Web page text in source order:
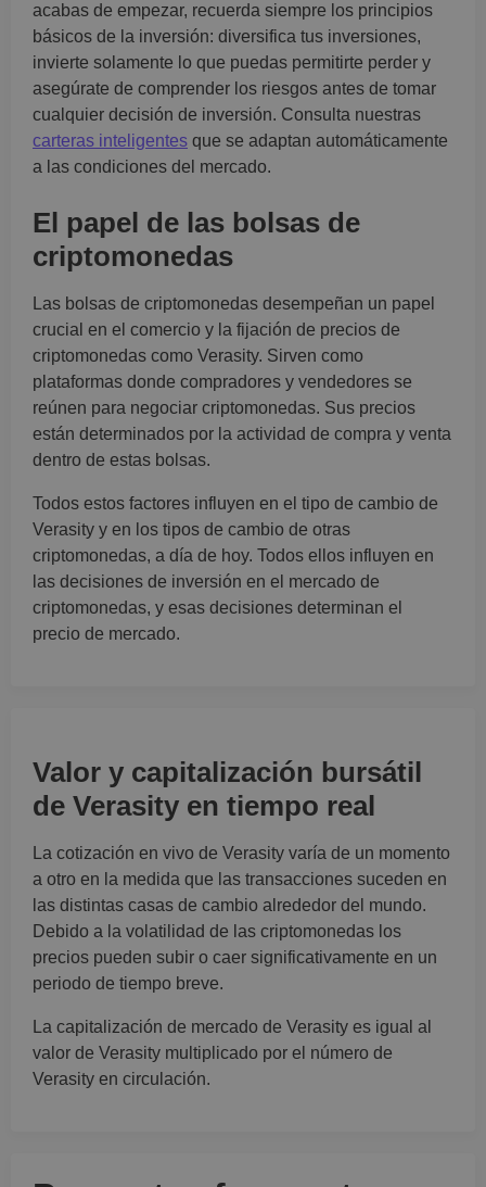
acabas de empezar, recuerda siempre los principios
básicos de la inversión: diversifica tus inversiones,
invierte solamente lo que puedas permitirte perder y
asegúrate de comprender los riesgos antes de tomar
cualquier decisión de inversión. Consulta nuestras
carteras inteligentes que se adaptan automáticamente
a las condiciones del mercado.
El papel de las bolsas de
criptomonedas
Las bolsas de criptomonedas desempeñan un papel
crucial en el comercio y la fijación de precios de
criptomonedas como Verasity. Sirven como
plataformas donde compradores y vendedores se
reúnen para negociar criptomonedas. Sus precios
están determinados por la actividad de compra y venta
dentro de estas bolsas.
Todos estos factores influyen en el tipo de cambio de
Verasity y en los tipos de cambio de otras
criptomonedas, a día de hoy. Todos ellos influyen en
las decisiones de inversión en el mercado de
criptomonedas, y esas decisiones determinan el
precio de mercado.
Valor y capitalización bursátil
de Verasity en tiempo real
La cotización en vivo de Verasity varía de un momento
a otro en la medida que las transacciones suceden en
las distintas casas de cambio alrededor del mundo.
Debido a la volatilidad de las criptomonedas los
precios pueden subir o caer significativamente en un
periodo de tiempo breve.
La capitalización de mercado de Verasity es igual al
valor de Verasity multiplicado por el número de
Verasity en circulación.